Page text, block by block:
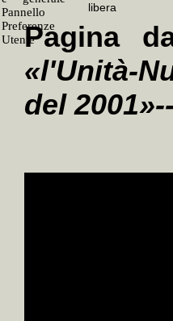
Pagina
«l'Unità-
del